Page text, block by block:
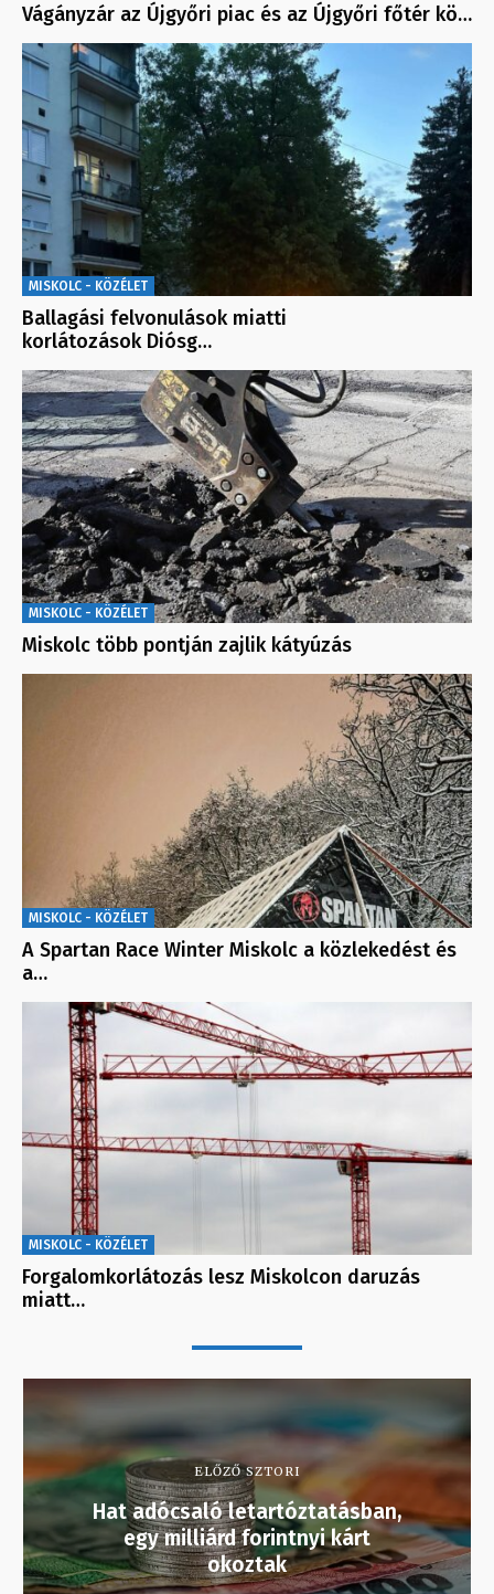
Vágányzár az Újgyőri piac és az Újgyőri főtér kö…
MISKOLC - KÖZÉLET
Ballagási felvonulások miatti
korlátozások Diósg…
MISKOLC - KÖZÉLET
Miskolc több pontján zajlik kátyúzás
MISKOLC - KÖZÉLET
A Spartan Race Winter Miskolc a közlekedést és
a…
MISKOLC - KÖZÉLET
Forgalomkorlátozás lesz Miskolcon daruzás
miatt…
ELŐZŐ SZTORI
Hat adócsaló letartóztatásban,
egy milliárd forintnyi kárt
okoztak